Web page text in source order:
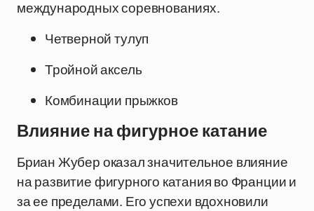
международных соревнованиях.
Четверной тулуп
Тройной аксель
Комбинации прыжков
Влияние на фигурное катание
Бриан Жубер оказал значительное влияние
на развитие фигурного катания во Франции и
за ее пределами. Его успехи вдохновили